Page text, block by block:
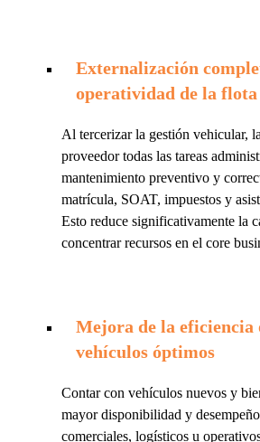
Externalización
operatividad de la flota
Al tercerizar la gestión vehicular,
proveedor todas las tareas
mantenimiento preventivo y
matrícula, SOAT, impuestos y
Esto reduce significativamente la
concentrar recursos en el core
Mejora de la eficiencia
vehículos óptimos
Contar con vehículos nuevos y
mayor disponibilidad y
comerciales, logísticos u